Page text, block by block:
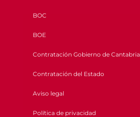
BOC
BOE
Contratación Gobierno de Cantabria
Contratación del Estado
Aviso legal
Política de privacidad